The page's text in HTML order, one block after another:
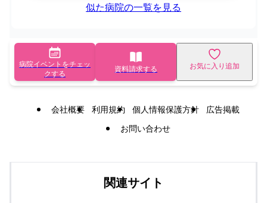
似た病院の一覧を見る
病院イベントをチェッ
クする
資料請求する お気に入り追加
会社概要 利用規約 個人情報保護方針
広告掲載
お問い合わせ
関連サイト